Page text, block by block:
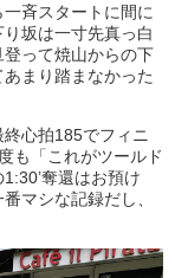
斉スタートに間に
坂は一寸先真っ白
って焼山からの下
まり踏まなかった
心拍185でフィニ
も「これがツールド
奪還はお預け
マシな記録だし、